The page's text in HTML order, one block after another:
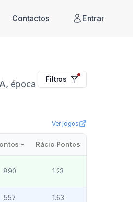
Contactos Entrar
época
Filtros
Ver jogos
- Rácio Pontos
890 1.23
557 1.63